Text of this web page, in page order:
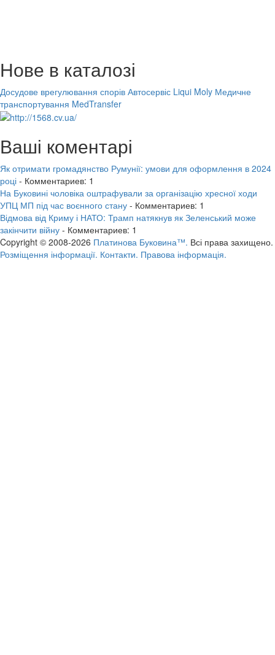
Нове в каталозі
Досудове врегулювання спорів Автосервіс Liqui Moly Медичне
транспортування MedTransfer
Ваші коментарі
Як отримати громадянство Румунії: умови для оформлення в 2024
році - Комментариев: 1
На Буковині чоловіка оштрафували за організацію хресної ходи
УПЦ МП під час воєнного стану - Комментариев: 1
Відмова від Криму і НАТО: Трамп натякнув як Зеленський може
закінчити війну - Комментариев: 1
Copyright © 2008-2026 Платинова Буковина™. Всі права захищено.
Розміщення інформації. Контакти. Правова інформація.